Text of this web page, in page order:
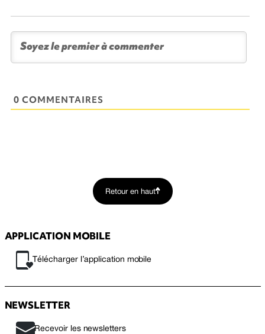
0 COMMENTAIRES
Retour en haut
APPLICATION MOBILE
Télécharger l’application mobile
NEWSLETTER
Recevoir les newsletters